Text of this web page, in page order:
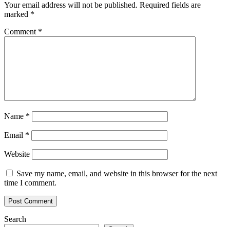
Your email address will not be published. Required fields are
marked *
Comment *
Name *
Email *
Website
Save my name, email, and website in this browser for the next
time I comment.
Search